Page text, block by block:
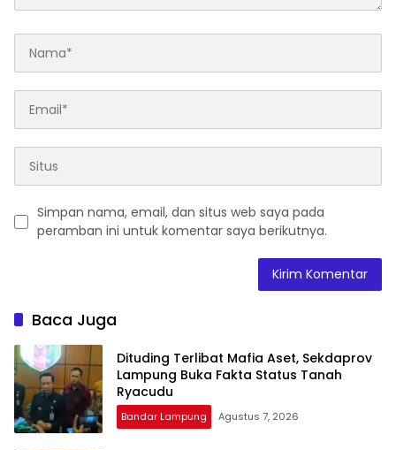
Simpan nama, email, dan situs web saya pada
peramban ini untuk komentar saya berikutnya.
Baca Juga
Dituding Terlibat Mafia Aset, Sekdaprov
Lampung Buka Fakta Status Tanah
Ryacudu
Bandar Lampung Agustus 7, 2026